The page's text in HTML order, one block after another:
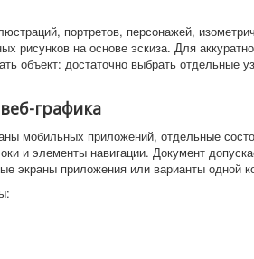
портретов, персонажей,
рисунков на основе эскиза. Для
объект: достаточно выбрать отдельные
графика
мобильных приложений, отдельные
и элементы навигации. Документ
экраны приложения или варианты одной